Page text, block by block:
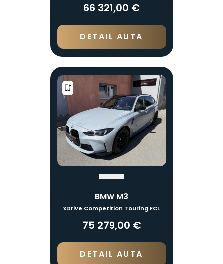
66 321,00 €
DETAIL AUTA
BMW M3
xDrive Competition Touring FCL
75 279,00 €
DETAIL AUTA